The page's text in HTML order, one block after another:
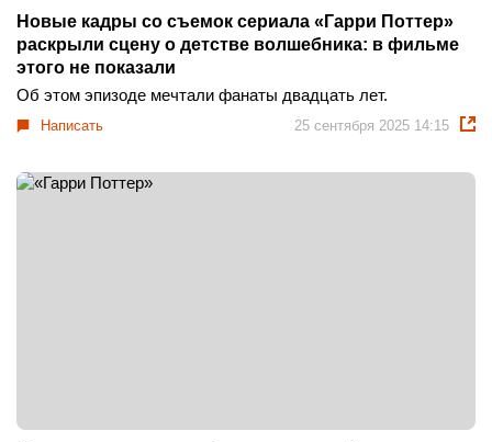
Новые кадры со съемок сериала «Гарри Поттер»
раскрыли сцену о детстве волшебника: в фильме
этого не показали
Об этом эпизоде мечтали фанаты двадцать лет.
Написать 25 сентября 2025 14:15